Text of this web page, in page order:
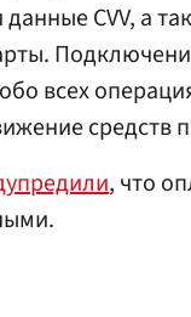
CVV, а
всех
средств
, что